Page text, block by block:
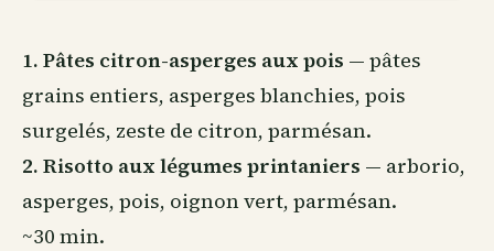
1. Pâtes citron-asperges aux pois — pâtes
grains entiers, asperges blanchies, pois
surgelés, zeste de citron, parmésan.
2. Risotto aux légumes printaniers — arborio,
asperges, pois, oignon vert, parmésan.
~30 min.